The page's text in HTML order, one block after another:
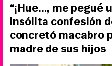
“¡Hue..., me pegué
insólita confesión
concretó macabro
madre de sus hijos